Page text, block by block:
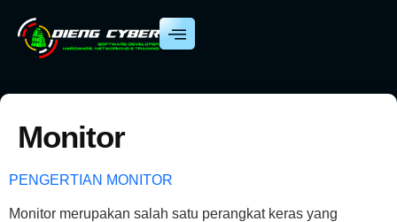
Monitor
PENGERTIAN MONITOR
Monitor merupakan salah satu perangkat keras yang